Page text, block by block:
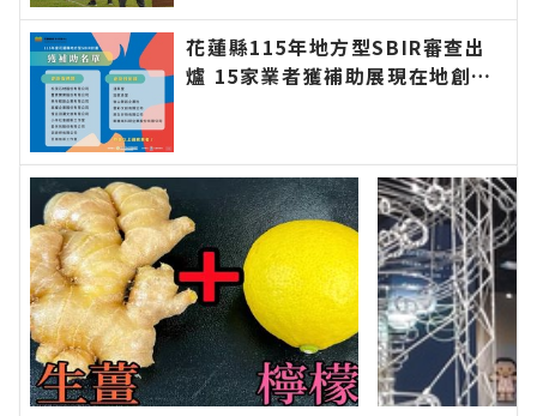
聞－最快速的今日新聞報導 最新
的在地資訊！
花蓮縣115年地方型SBIR審查出
爐 15家業者獲補助展現在地創新
的在地資訊！